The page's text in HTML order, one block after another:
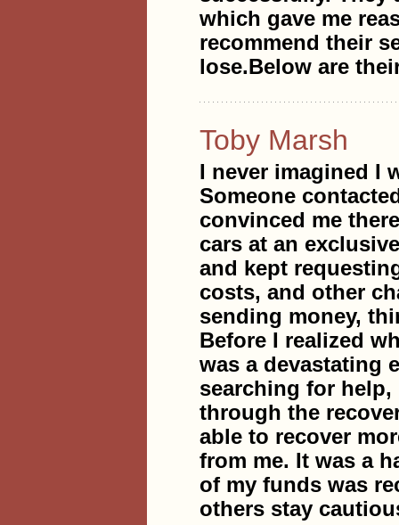
which gave me
recommend their
lose.Below are
Toby Marsh
I never imagined I
Someone
convinced me
cars at an
and kept
costs, and other
sending money,
Before I realized
was a devastating
searching for help,
through the
able to recover
from me. It was a
of my funds was
others stay